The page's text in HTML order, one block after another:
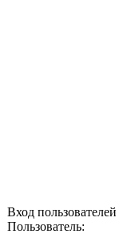
Вход пользователей
Пользователь: